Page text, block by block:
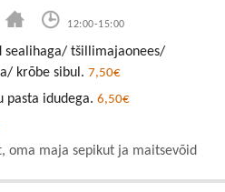
12:00-15:00
sealihaga/ tšillimajaonees/
krõbe sibul. 7,50€
pasta idudega. 6,50€
oma maja sepikut ja maitsevõid